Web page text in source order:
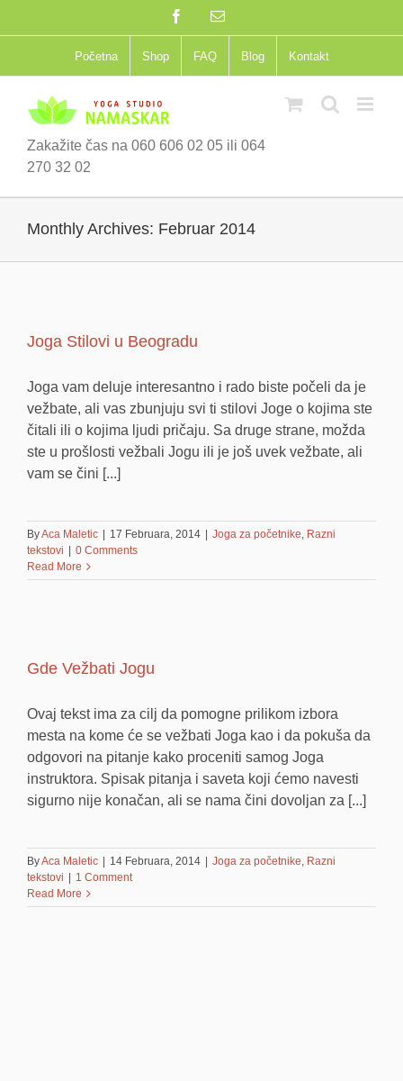
FacebookEmail
Početna Shop FAQ Blog Kontakt
Zakažite čas na 060 606 02 05 ili 064
270 32 02
Monthly Archives: Februar 2014
Joga Stilovi u Beogradu
Joga vam deluje interesantno i rado biste počeli da je
vežbate, ali vas zbunjuju svi ti stilovi Joge o kojima ste
čitali ili o kojima ljudi pričaju. Sa druge strane, možda
ste u prošlosti vežbali Jogu ili je još uvek vežbate, ali
vam se čini [...]
ByAca Maletic 17 Februara, 2014 Joga za početnike, Razni
tekstovi
0 Comments
Read More
Gde Vežbati Jogu
Ovaj tekst ima za cilj da pomogne prilikom izbora
mesta na kome će se vežbati Joga kao i da pokuša da
odgovori na pitanje kako proceniti samog Joga
instruktora. Spisak pitanja i saveta koji ćemo navesti
sigurno nije konačan, ali se nama čini dovoljan za [...]
ByAca Maletic 14 Februara, 2014 Joga za početnike, Razni
tekstovi
1 Comment
Read More